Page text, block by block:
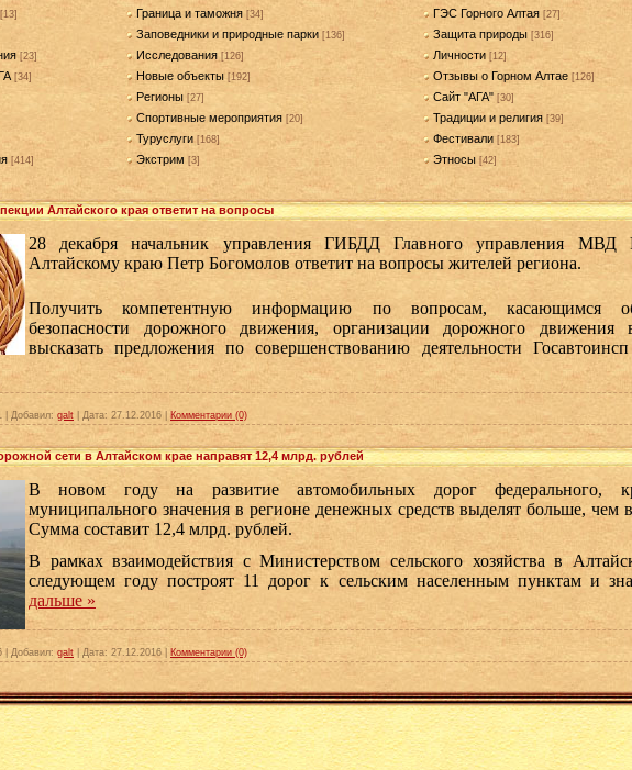
[13] Граница и таможня [34] ГЭС Горного Алтая [27]
Заповедники и природные парки [136] Защита природы [316]
[23] Исследования [126] Личности [12]
[34] Новые объекты [192] Отзывы о Горном Алтае [126]
Регионы [27] Сайт "АГА" [30]
Спортивные мероприятия [20] Традиции и религия [39]
Туруслуги [168] Фестивали [183]
[414] Экстрим [3] Этносы [42]
Алтайского края ответит на вопросы
28 декабря начальник управления ГИБДД Главного управления МВД
Алтайскому краю Петр Богомолов ответит на вопросы жителей региона.
Получить компетентную информацию по вопросам, касающимся
безопасности дорожного движения, организации дорожного движения
высказать предложения по совершенствованию деятельности
Добавил: galt Дата: 27.12.2016 Комментарии (0)
сети в Алтайском крае направят 12,4 млрд. рублей
В новом году на развитие автомобильных дорог федерального,
муниципального значения в регионе денежных средств выделят больше, чем
Сумма составит 12,4 млрд. рублей.
В рамках взаимодействия с Министерством сельского хозяйства в
следующем году построят 11 дорог к сельским населенным пунктам и зна
дальше »
Добавил: galt Дата: 27.12.2016 Комментарии (0)